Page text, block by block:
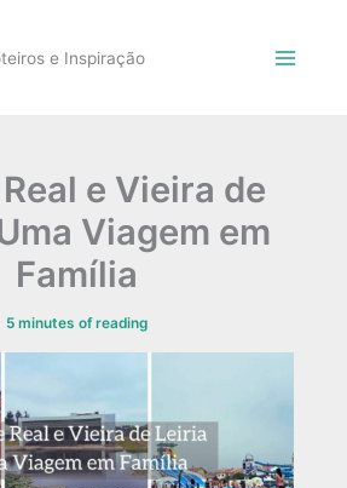
e Inspiração
e Vieira de
Viagem em
Família
5 minutes of reading